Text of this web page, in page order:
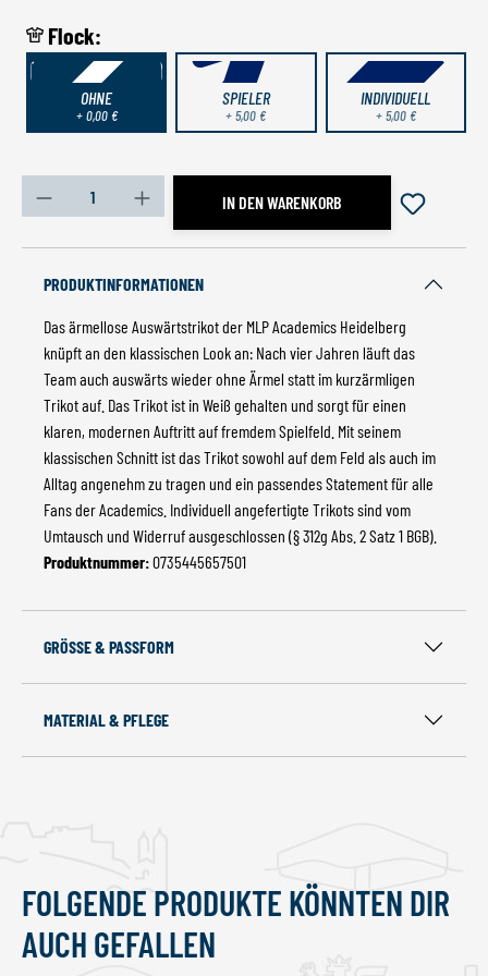
Flock:
OHNE
+ 0,00 €
SPIELER
+ 5,00 €
INDIVIDUELL
+ 5,00 €
Produkt Anzahl: Gib den gewünschten Wert ein oder
IN DEN WARENKORB
PRODUKTINFORMATIONEN
Das ärmellose Auswärtstrikot der MLP Academics Heidelberg
knüpft an den klassischen Look an: Nach vier Jahren läuft das
Team auch auswärts wieder ohne Ärmel statt im kurzärmligen
Trikot auf. Das Trikot ist in Weiß gehalten und sorgt für einen
klaren, modernen Auftritt auf fremdem Spielfeld. Mit seinem
klassischen Schnitt ist das Trikot sowohl auf dem Feld als auch im
Alltag angenehm zu tragen und ein passendes Statement für alle
Fans der Academics. Individuell angefertigte Trikots sind vom
Umtausch und Widerruf ausgeschlossen (§ 312g Abs. 2 Satz 1 BGB).
Produktnummer:0735445657501
GRÖSSE & PASSFORM
MATERIAL & PFLEGE
Produktgalerie überspringen
FOLGENDE PRODUKTE KÖNNTEN DIR
AUCH GEFALLEN